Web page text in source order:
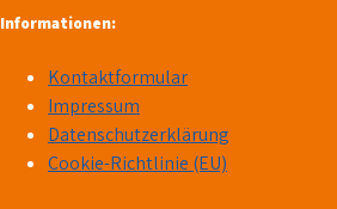
Informationen:
Kontaktformular
Impressum
Datenschutzerklärung
Cookie-Richtlinie (EU)